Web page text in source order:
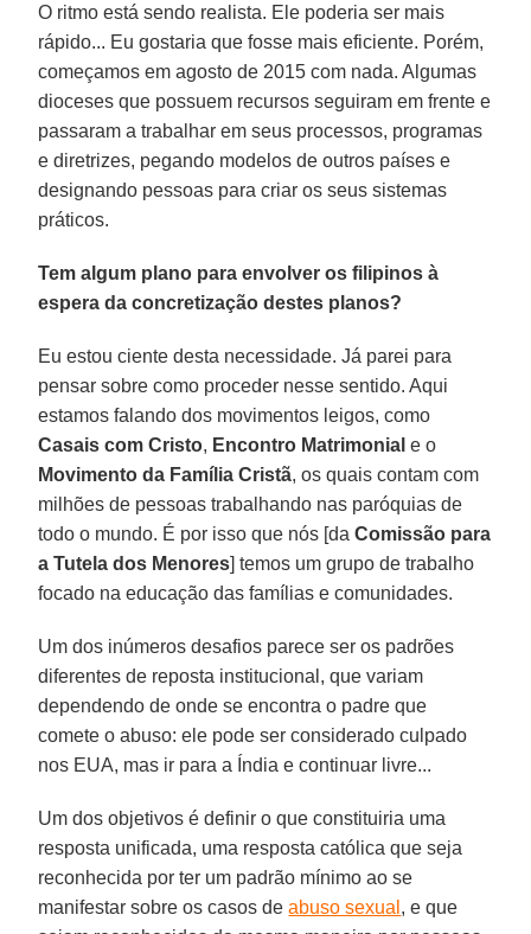
O ritmo está sendo realista. Ele poderia ser mais
rápido... Eu gostaria que fosse mais eficiente. Porém,
começamos em agosto de 2015 com nada. Algumas
dioceses que possuem recursos seguiram em frente e
passaram a trabalhar em seus processos, programas
e diretrizes, pegando modelos de outros países e
designando pessoas para criar os seus sistemas
práticos.
Tem algum plano para envolver os filipinos à
espera da concretização destes planos?
Eu estou ciente desta necessidade. Já parei para
pensar sobre como proceder nesse sentido. Aqui
estamos falando dos movimentos leigos, como
Casais com Cristo, Encontro Matrimonial e o
Movimento da Família Cristã, os quais contam com
milhões de pessoas trabalhando nas paróquias de
todo o mundo. É por isso que nós [daComissão para
a Tutela dos Menores] temos um grupo de trabalho
focado na educação das famílias e comunidades.
Um dos inúmeros desafios parece ser os padrões
diferentes de reposta institucional, que variam
dependendo de onde se encontra o padre que
comete o abuso: ele pode ser considerado culpado
nos EUA, mas ir para a Índia e continuar livre...
Um dos objetivos é definir o que constituiria uma
resposta unificada, uma resposta católica que seja
reconhecida por ter um padrão mínimo ao se
manifestar sobre os casos deabuso sexual , e que